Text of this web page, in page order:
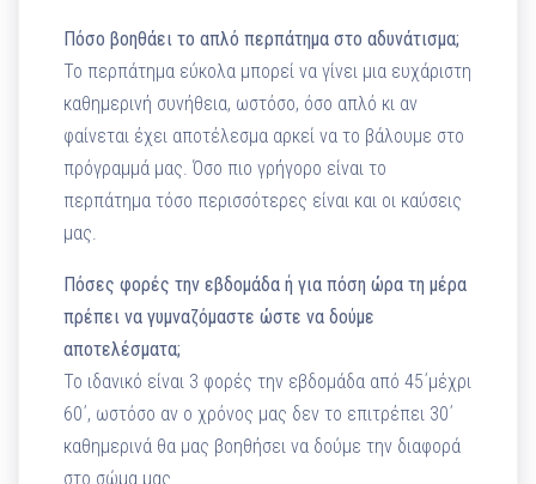
Πόσο βοηθάει το απλό περπάτημα στο αδυνάτισμα;
Το περπάτημα εύκολα μπορεί να γίνει μια ευχάριστη
καθημερινή συνήθεια, ωστόσο, όσο απλό κι αν
φαίνεται έχει αποτέλεσμα αρκεί να το βάλουμε στο
πρόγραμμά μας. Όσο πιο γρήγορο είναι το
περπάτημα τόσο περισσότερες είναι και οι καύσεις
μας.
Πόσες φορές την εβδομάδα ή για πόση ώρα τη μέρα
πρέπει να γυμναζόμαστε ώστε να δούμε
αποτελέσματα;
Το ιδανικό είναι 3 φορές την εβδομάδα από 45΄μέχρι
60΄, ωστόσο αν ο χρόνος μας δεν το επιτρέπει 30΄
καθημερινά θα μας βοηθήσει να δούμε την διαφορά
στο σώμα μας.